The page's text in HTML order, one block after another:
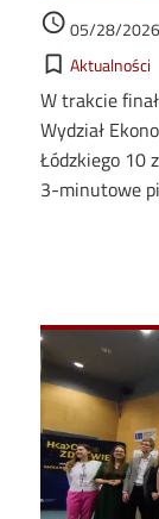
access_time 05/28/
bookmark_border Kategorie
Aktualności
W trakcie
Wydział
Łódzkiego 10
3-minutowe